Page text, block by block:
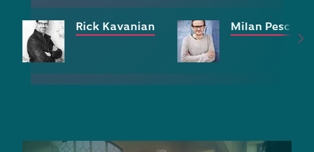
Rick Kavanian Milan Peschel